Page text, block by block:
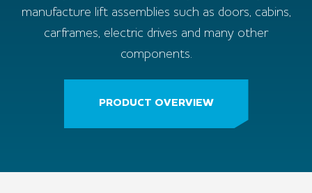
manufacture lift assemblies such as doors, cabins,
carframes, electric drives and many other
components.
PRODUCT OVERVIEW